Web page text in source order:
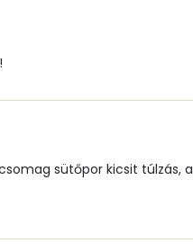
sütőpor kicsit túlzás,